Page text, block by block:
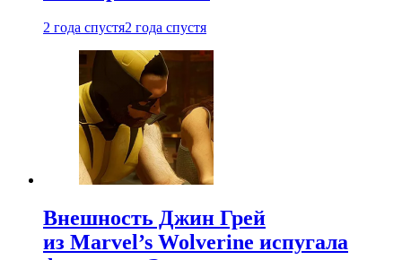
2 года спустя2 года спустя
Внешность Джин Грей
из Marvel’s Wolverine испугала